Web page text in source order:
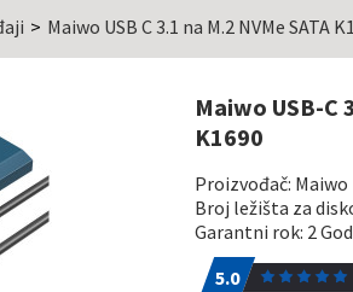
Maiwo USB C 3.1 na M.2 NVMe SATA
Maiwo USB-C
K1690
Proizvođač: Maiwo
Broj ležišta za
Garantni rok: 2
5.01
5.0